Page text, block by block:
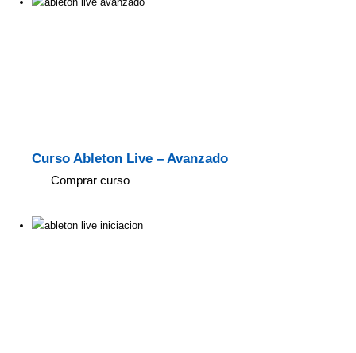
Curso Ableton Live – Avanzado
Comprar curso